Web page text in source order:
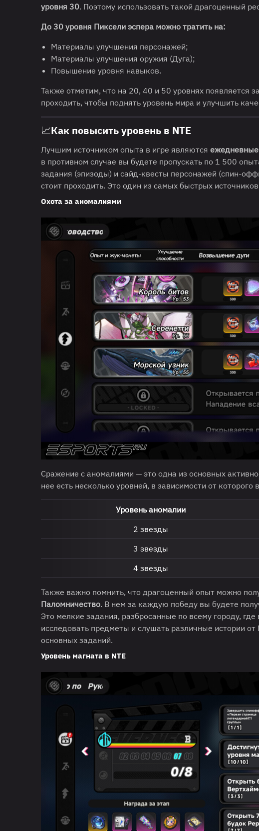
уровня 30. Поэтому использовать такой драгоценный
До 30 уровня Пиксели эспера можно тратить на:
Материалы улучшения персонажей;
Материалы улучшения оружия (Дуга);
Повышение уровня навыков.
Также отметим, что на 20, 40 и 50 уровнях появляется
проходить, чтобы поднять уровень мира и улучшить
📈Как повысить уровень в NTE
Лучшим источником опыта в игре являются
в противном случае вы будете пропускать по 1 500
задания (эпизоды) и сайд-квесты персонажей (спин-
стоит проходить. Это один из самых быстрых
Охота за аномалиями
Сражение с аномалиями — это одна из основных
нее есть несколько уровней, в зависимости от
Уровень аномалии
2 звезды
3 звезды
4 звезды
Также важно помнить, что драгоценный опыт можно
Паломничество. В нем за каждую победу вы будете
Это мелкие задания, разбросанные по всему городу,
исследовать предметы и слушать различные истории
основных заданий.
Уровень магната в NTE